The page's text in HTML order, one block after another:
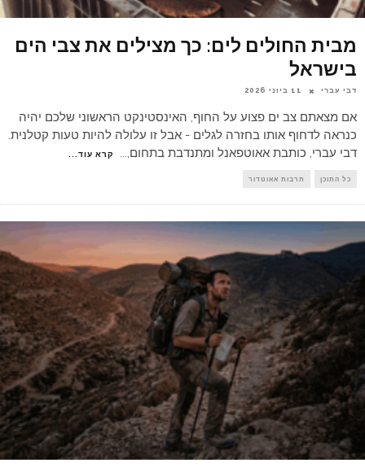
מבית החולים לים: כך מצילים את צבי הים
בישראל
דבי עברי 11 ביוני 2026
אם מצאתם צב ים פצוע על החוף, האינסטינקט הראשוני שלכם יהיה
כנראה לדחוף אותו בחזרה לגלים - אבל זו עלולה להיות טעות קטלנית.
דבי עברי, כותבת אאוטפאנל ומתנדבת בתחום,... קרא עוד...
כל התוכן תרבות אאוטדור